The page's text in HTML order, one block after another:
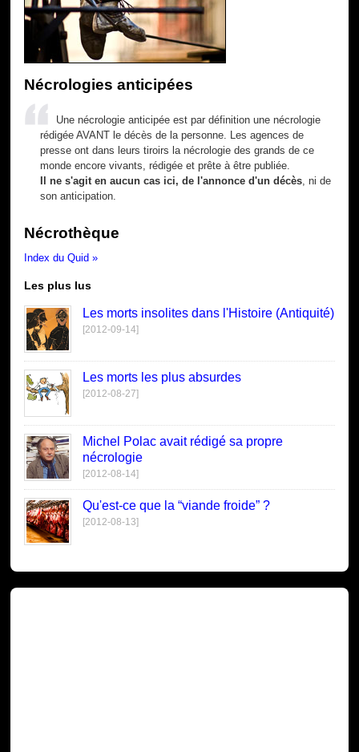
Nécrologies anticipées
Une nécrologie anticipée est par définition une nécrologie
rédigée AVANT le décès de la personne. Les agences de
presse ont dans leurs tiroirs la nécrologie des grands de ce
monde encore vivants, rédigée et prête à être publiée.
Il ne s'agit en aucun cas ici, de l'annonce d'un décès , ni de
son anticipation.
Nécrothèque
Index du Quid »
Les plus lus
Les morts insolites dans l'Histoire (Antiquité)
[2012-09-14]
Les morts les plus absurdes
[2012-08-27]
Michel Polac avait rédigé sa propre
nécrologie
[2012-08-14]
Qu'est-ce que la “viande froide” ?
[2012-08-13]